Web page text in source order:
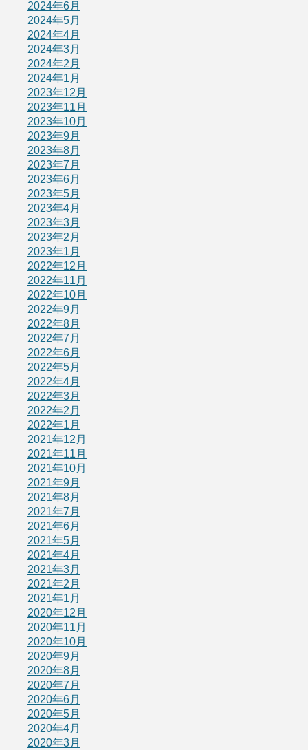
2024年6月
2024年5月
2024年4月
2024年3月
2024年2月
2024年1月
2023年12月
2023年11月
2023年10月
2023年9月
2023年8月
2023年7月
2023年6月
2023年5月
2023年4月
2023年3月
2023年2月
2023年1月
2022年12月
2022年11月
2022年10月
2022年9月
2022年8月
2022年7月
2022年6月
2022年5月
2022年4月
2022年3月
2022年2月
2022年1月
2021年12月
2021年11月
2021年10月
2021年9月
2021年8月
2021年7月
2021年6月
2021年5月
2021年4月
2021年3月
2021年2月
2021年1月
2020年12月
2020年11月
2020年10月
2020年9月
2020年8月
2020年7月
2020年6月
2020年5月
2020年4月
2020年3月